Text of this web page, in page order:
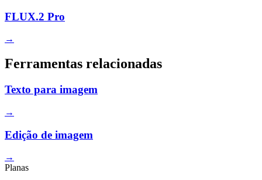
FLUX.2 Pro
→
Ferramentas relacionadas
Texto para imagem
→
Edição de imagem
→
Planas